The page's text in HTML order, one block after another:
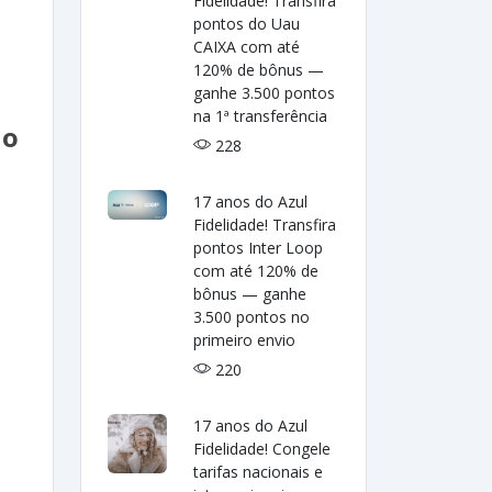
pontos do Uau
CAIXA com até
120% de bônus —
ganhe 3.500 pontos
na 1ª transferência
228
17 anos do Azul
Fidelidade! Transfira
pontos Inter Loop
com até 120% de
bônus — ganhe
3.500 pontos no
primeiro envio
220
17 anos do Azul
Fidelidade! Congele
tarifas nacionais e